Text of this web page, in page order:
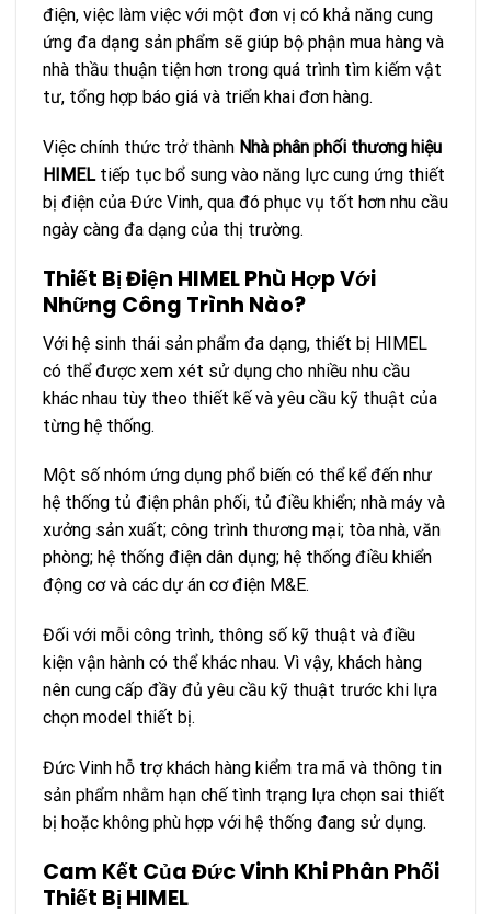
điện, việc làm việc với một đơn vị có khả năng cung
ứng đa dạng sản phẩm sẽ giúp bộ phận mua hàng và
nhà thầu thuận tiện hơn trong quá trình tìm kiếm vật
tư, tổng hợp báo giá và triển khai đơn hàng.
Việc chính thức trở thành Nhà phân phối thương hiệu
HIMELtiếp tục bổ sung vào năng lực cung ứng thiết
bị điện của Đức Vinh, qua đó phục vụ tốt hơn nhu cầu
ngày càng đa dạng của thị trường.
Thiết Bị Điện HIMEL Phù Hợp Với
Những Công Trình Nào?
Với hệ sinh thái sản phẩm đa dạng, thiết bị HIMEL
có thể được xem xét sử dụng cho nhiều nhu cầu
khác nhau tùy theo thiết kế và yêu cầu kỹ thuật của
từng hệ thống.
Một số nhóm ứng dụng phổ biến có thể kể đến như
hệ thống tủ điện phân phối, tủ điều khiển; nhà máy và
xưởng sản xuất; công trình thương mại; tòa nhà, văn
phòng; hệ thống điện dân dụng; hệ thống điều khiển
động cơ và các dự án cơ điện M&E.
Đối với mỗi công trình, thông số kỹ thuật và điều
kiện vận hành có thể khác nhau. Vì vậy, khách hàng
nên cung cấp đầy đủ yêu cầu kỹ thuật trước khi lựa
chọn model thiết bị.
Đức Vinh hỗ trợ khách hàng kiểm tra mã và thông tin
sản phẩm nhằm hạn chế tình trạng lựa chọn sai thiết
bị hoặc không phù hợp với hệ thống đang sử dụng.
Cam Kết Của Đức Vinh Khi Phân Phối
Thiết Bị HIMEL